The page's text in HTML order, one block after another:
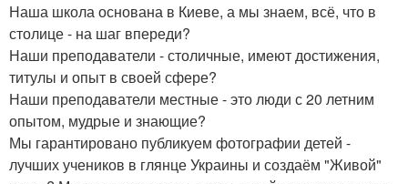
Наша школа основана в Киеве, а мы знаем, всё, что в
столице - на шаг впереди?
Наши преподаватели - столичные, имеют достижения,
титулы и опыт в своей сфере?
Наши преподаватели местные - это люди с 20 летним
опытом, мудрые и знающие?
Мы гарантировано публикуем фотографии детей -
лучших учеников в глянце Украины и создаём "Живой"